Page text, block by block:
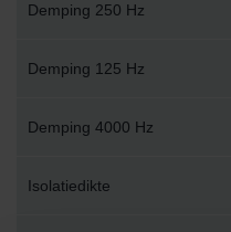
Demping 250 Hz
Demping 125 Hz
Demping 4000 Hz
Isolatiedikte